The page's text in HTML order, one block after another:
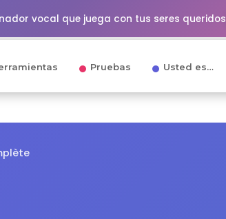
vocal que juega con tus seres queridos
Pruebas Usted es…